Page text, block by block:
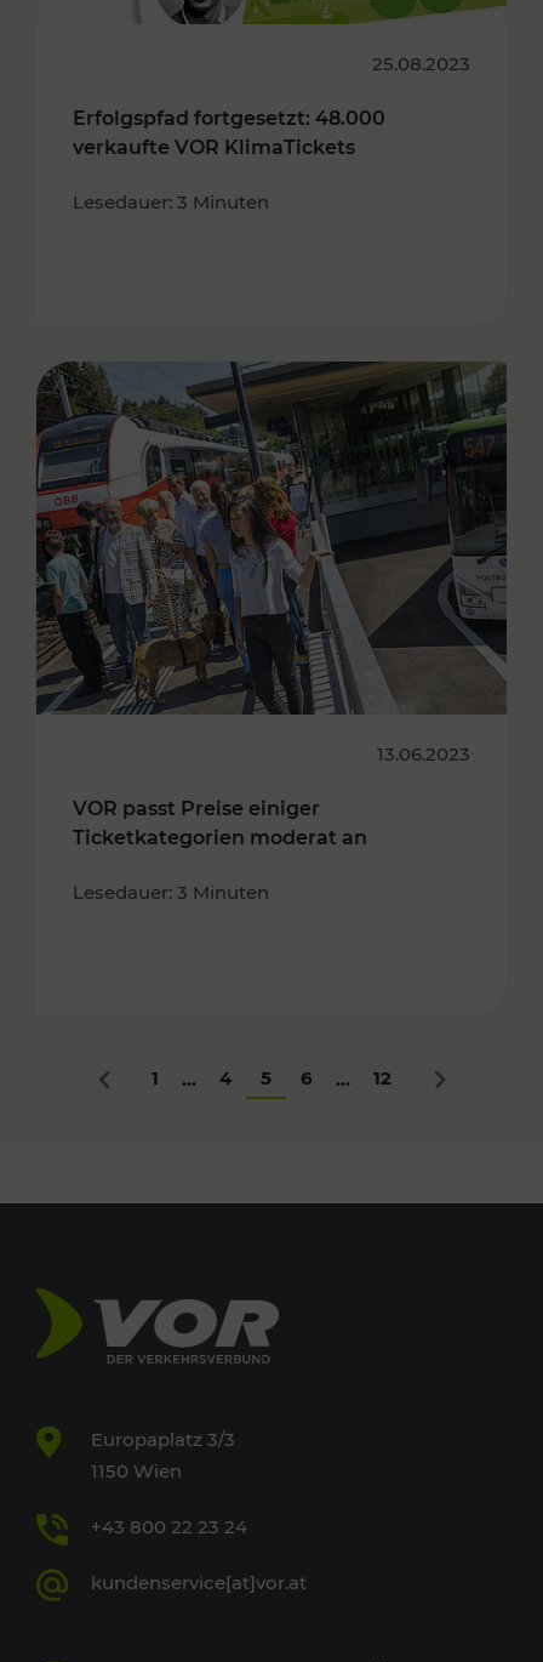
25.08.2023
Erfolgspfad fortgesetzt: 48.000
verkaufte VOR KlimaTickets
Lesedauer: 3 Minuten
13.06.2023
VOR passt Preise einiger
Ticketkategorien moderat an
Lesedauer: 3 Minuten
Zurück
1 ... 4 5 6 ... 12 Nächstes
Europaplatz 3/3
1150 Wien
+43 800 22 23 24
kundenservice[at]vor.at